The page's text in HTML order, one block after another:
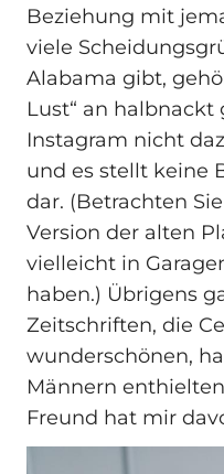
Beziehung mit
viele
Alabama gibt,
Lust“ an
Instagram nicht
und es stellt keine
dar. (Betrachten
Version der alten
vielleicht in
haben.) Übrigens
Zeitschriften, die
wunderschönen,
Männern
Freund hat mir